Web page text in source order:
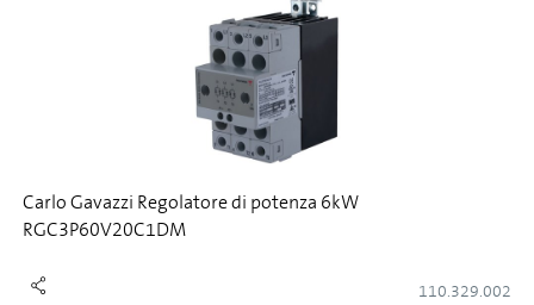
Carlo Gavazzi Regolatore di potenza 6kW
RGC3P60V20C1DM
110.329.002